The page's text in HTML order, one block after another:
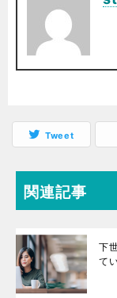
Tweet
関連記事
下
て